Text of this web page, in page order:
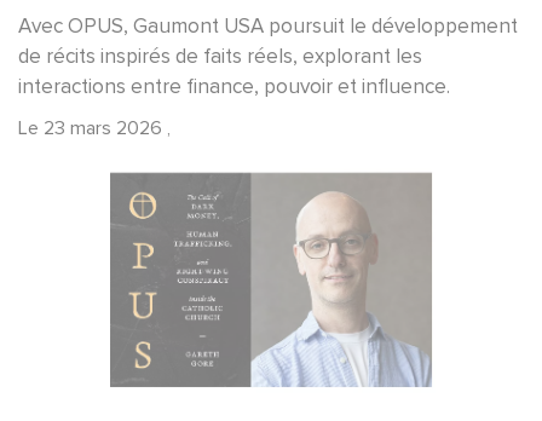
Avec OPUS, Gaumont USA poursuit le développement
de récits inspirés de faits réels, explorant les
interactions entre finance, pouvoir et influence.
Le 23 mars 2026 ,